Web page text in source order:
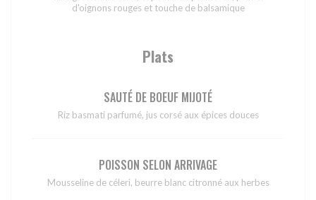
d'oignons rouges et touche de balsamique
Plats
SAUTÉ DE BOEUF MIJOTÉ
Riz basmati parfumé, jus corsé aux épices douces
POISSON SELON ARRIVAGE
Mousseline de céleri, beurre blanc citronné aux herbes